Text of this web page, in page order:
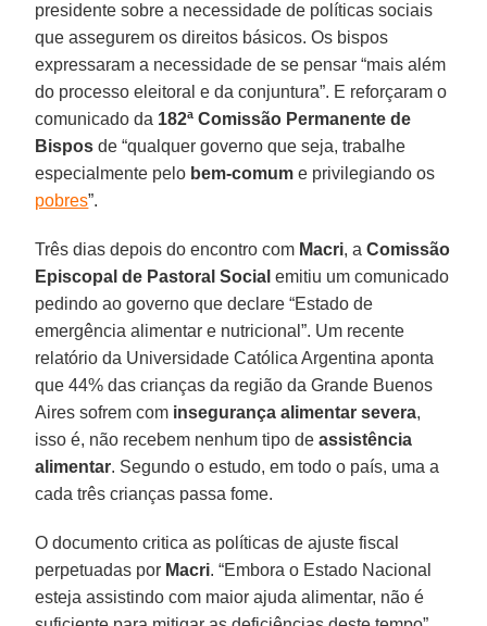
presidente sobre a necessidade de políticas sociais
que assegurem os direitos básicos. Os bispos
expressaram a necessidade de se pensar “mais além
do processo eleitoral e da conjuntura”. E reforçaram o
comunicado da 182ª Comissão Permanente de
Bispos de “qualquer governo que seja, trabalhe
especialmente pelo bem-comum e privilegiando os
pobres”.
Três dias depois do encontro com Macri, aComissão
Episcopal de Pastoral Social emitiu um comunicado
pedindo ao governo que declare “Estado de
emergência alimentar e nutricional”. Um recente
relatório da Universidade Católica Argentina aponta
que 44% das crianças da região da Grande Buenos
Aires sofrem com insegurança alimentar severa,
isso é, não recebem nenhum tipo deassistência
alimentar. Segundo o estudo, em todo o país, uma a
cada três crianças passa fome.
O documento critica as políticas de ajuste fiscal
perpetuadas por Macri. “Embora o Estado Nacional
esteja assistindo com maior ajuda alimentar, não é